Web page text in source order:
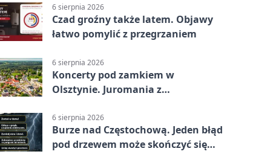
6 sierpnia 2026
Czad groźny także latem. Objawy
łatwo pomylić z przegrzaniem
6 sierpnia 2026
Koncerty pod zamkiem w
Olsztynie. Juromania z
6 sierpnia 2026
Burze nad Częstochową. Jeden błąd
pod drzewem może skończyć się